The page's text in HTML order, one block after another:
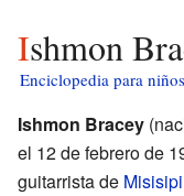
Ishmon
Enciclopedia para niños
Ishmon Bracey
el 12 de febrero de
guitarrista de Misisipi